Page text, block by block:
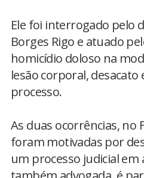
Ele foi interrogado pelo
Borges Rigo e atuado
homicídio doloso na
lesão corporal, desacato
processo.
As duas ocorrências, no
foram motivadas por
um processo judicial